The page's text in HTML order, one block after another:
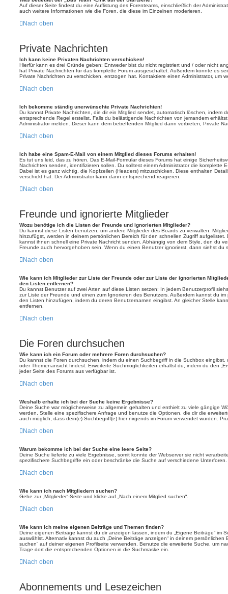
Auf dieser Seite findest du eine Auflistung des Forenteams, einschließlich der
auch weitere Informationen wie die Foren, die diese im Einzelnen moderieren.
Nach oben
Private Nachrichten
Ich kann keine Privaten Nachrichten verschicken!
Hierfür kann es drei Gründe geben: Entweder bist du nicht registriert und / oder nicht
hat Private Nachrichten für das komplette Forum ausgeschaltet. Außerdem könnte es
Private Nachrichten zu verschicken, entzogen hat. Kontaktiere einen Administrator, um
Nach oben
Ich bekomme ständig unerwünschte Private Nachrichten!
Du kannst Private Nachrichten, die dir ein Mitglied sendet, automatisch löschen, indem
entsprechende Regel erstellst. Falls du belästigende Nachrichten von jemandem
Administrator melden. Dieser kann dem betreffenden Mitglied dann verbieten, Private
Nach oben
Ich habe eine Spam-E-Mail von einem Mitglied dieses Forums erhalten!
Es tut uns leid, das zu hören. Das E-Mail-Formular dieses Forums hat einige
Nachrichten senden, identifizieren sollen. Du solltest einem Administrator die komplette
Dabei ist es ganz wichtig, die Kopfzeilen (Headers) mitzuschicken. Diese enthalten
verschickt hat. Der Administrator kann dann entsprechend reagieren.
Nach oben
Freunde und ignorierte Mitglieder
Wozu benötige ich die Listen der Freunde und ignorierten Mitglieder?
Du kannst diese Listen benutzen, um andere Mitglieder des Boards zu verwalten.
hinzufügst, werden in deinem persönlichen Bereich für den schnellen Zugriff
kannst ihnen schnell eine Private Nachricht senden. Abhängig von dem Style, den du
Freunde auch hervorgehoben sein. Wenn du einen Benutzer ignorierst, dann siehst du
Nach oben
Wie kann ich Mitglieder zur Liste der Freunde oder zur Liste der ignorierten
den Listen entfernen?
Du kannst Benutzer auf zwei Arten auf diese Listen setzen: In jedem Benutzerprofil
zur Liste der Freunde und einen zum Ignorieren des Benutzers. Außerdem kannst du
den Listen hinzufügen, indem du deren Benutzernamen eingibst. An gleicher Stelle
entfernen.
Nach oben
Die Foren durchsuchen
Wie kann ich ein Forum oder mehrere Foren durchsuchen?
Du kannst die Foren durchsuchen, indem du einen Suchbegriff in die Suchbox eingibst,
oder Themenansicht findest. Erweiterte Suchmöglichkeiten erhältst du, indem du den
jeder Seite des Forums aus verfügbar ist.
Nach oben
Weshalb erhalte ich bei der Suche keine Ergebnisse?
Deine Suche war möglicherweise zu allgemein gehalten und enthielt zu viele gängige
werden. Stelle eine spezifischere Anfrage und benutze die Optionen, die dir die
auch möglich, dass dein(e) Suchbegriff(e) hier nirgends im Forum verwendet wurden.
Nach oben
Warum bekomme ich bei der Suche eine leere Seite?
Deine Suche lieferte zu viele Ergebnisse, somit konnte der Webserver sie nicht
spezifischere Suchbegriffe ein oder beschränke die Suche auf verschiedene Unterforen.
Nach oben
Wie kann ich nach Mitgliedern suchen?
Gehe zur „Mitglieder“-Seite und klicke auf „Nach einem Mitglied suchen“.
Nach oben
Wie kann ich meine eigenen Beiträge und Themen finden?
Deine eigenen Beiträge kannst du dir anzeigen lassen, indem du „Eigene Beiträge“ im
auswählst. Alternativ kannst du auch „Deine Beiträge anzeigen“ in deinem persönlichen
suchen“ auf deiner eigenen Profilseite verwenden. Benutze die erweiterte Suche, um
Trage dort die entsprechenden Optionen in die Suchmaske ein.
Nach oben
Abonnements und Lesezeichen